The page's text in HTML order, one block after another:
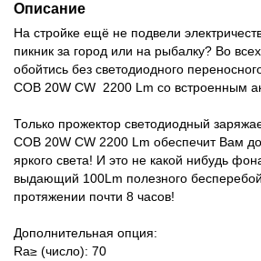
Описание
На стройке ещё не подвели
пикник за город или на рыбалку? Во
обойтись без светодиодного
COB 20W CW 2200 Lm со встроенным
Только прожектор светодиодный
COB 20W CW 2200 Lm обеспечит Вам
яркого света! И это не какой нибудь
выдающий 100Lm полезного
протяжении почти 8 часов!
Дополнительная опция:
Ra≥ (число): 70